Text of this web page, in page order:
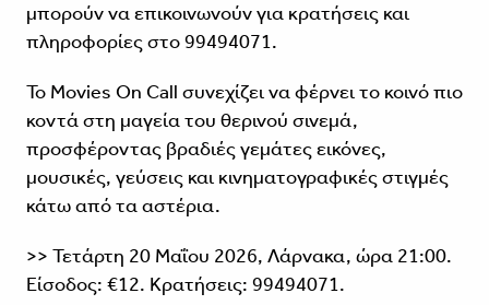
μπορούν να επικοινωνούν για κρατήσεις και
πληροφορίες στο 99494071.
Το Movies On Call συνεχίζει να φέρνει το κοινό πιο
κοντά στη μαγεία του θερινού σινεμά,
προσφέροντας βραδιές γεμάτες εικόνες,
μουσικές, γεύσεις και κινηματογραφικές στιγμές
κάτω από τα αστέρια.
>> Τετάρτη 20 Μαΐου 2026, Λάρνακα, ώρα 21:00.
Είσοδος: €12. Κρατήσεις: 99494071.